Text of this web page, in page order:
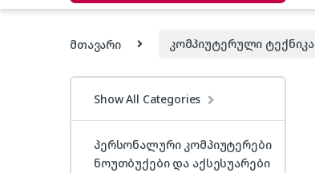
მთავარი კომპიუტერული ტექნიკა
Show All Categories
პერსონალური კომპიუტერები
ნოუთბუქები და აქსესუარები